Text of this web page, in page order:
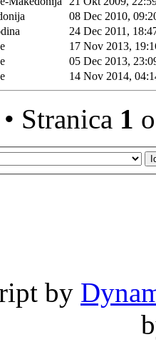
08 Dec 2010,
24 Dec 2011,
17 Nov 2013,
05 Dec 2013,
14 Nov 2014,
Stranica 1
by